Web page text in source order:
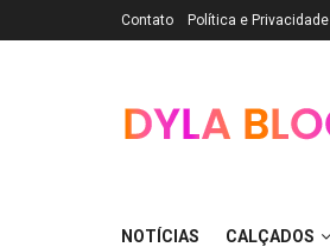
Contato Política e Privacidade
NOTÍCIAS CALÇADOS